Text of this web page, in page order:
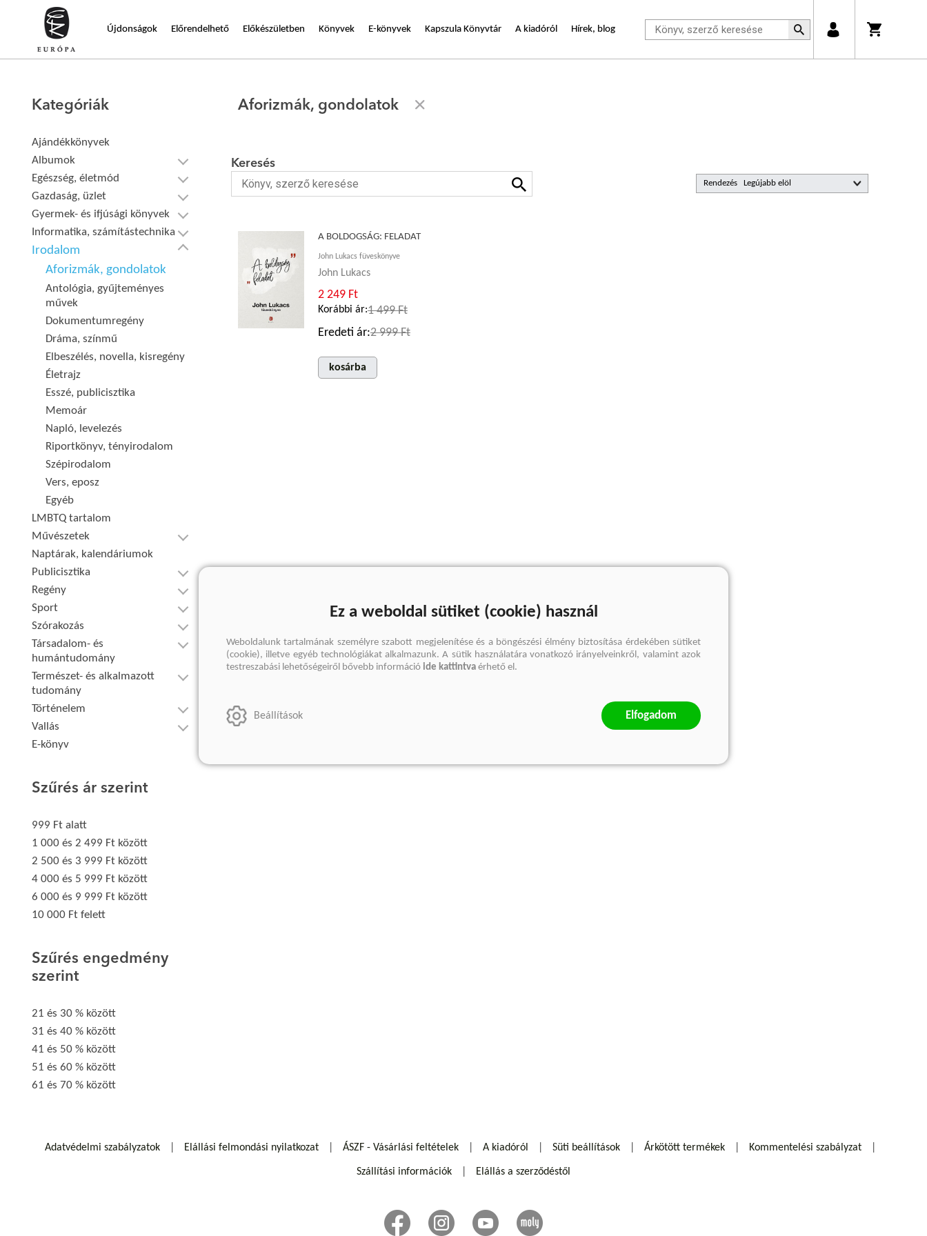
Újdonságok Előrendelhető Előkészületben Könyvek E-könyvek Kapszula Könyvtár A kiadóról Hírek, blog
Kategóriák
Ajándékkönyvek
Albumok
Egészség, életmód
Gazdaság, üzlet
Gyermek- és ifjúsági könyvek
Informatika, számítástechnika
Irodalom
Aforizmák, gondolatok
Antológia, gyűjteményes
művek
Dokumentumregény
Dráma, színmű
Elbeszélés, novella, kisregény
Életrajz
Esszé, publicisztika
Memoár
Napló, levelezés
Riportkönyv, tényirodalom
Szépirodalom
Vers, eposz
Egyéb
LMBTQ tartalom
Művészetek
Naptárak, kalendáriumok
Publicisztika
Regény
Sport
Szórakozás
Társadalom- és
humántudomány
Természet- és alkalmazott
tudomány
Történelem
Vallás
E-könyv
Szűrés ár szerint
999 Ft alatt
1 000 és 2 499 Ft között
2 500 és 3 999 Ft között
4 000 és 5 999 Ft között
6 000 és 9 999 Ft között
10 000 Ft felett
Szűrés engedmény
szerint
21 és 30 % között
31 és 40 % között
41 és 50 % között
51 és 60 % között
61 és 70 % között
Aforizmák, gondolatok
Rendezés
Keresés
A BOLDOGSÁG: FELADAT
John Lukacs füveskönyve
John Lukacs
2 249 Ft
Korábbi ár:1 499 Ft
Eredeti ár:2 999 Ft
kosárba
Adatvédelmi szabályzatok Elállási felmondási nyilatkozat ÁSZF - Vásárlási feltételek A kiadóról Süti beállítások Árkötött termékek Kommentelési szabályzat
Szállítási információk Elállás a szerződéstől
Ez a weboldal sütiket (cookie) használ
Weboldalunk tartalmának személyre szabott megjelenítése és a böngészési élmény biztosítása érdekében sütiket
(cookie), illetve egyéb technológiákat alkalmazunk. A sütik használatára vonatkozó irányelveinkről, valamint azok
testreszabási lehetőségeiről bővebb információ ide kattintva érhető el.
Beállítások Elfogadom